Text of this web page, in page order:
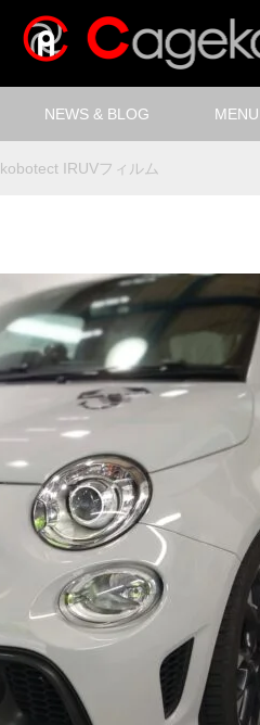
NEWS & BLOG MENU
kobotect IRUVフィルム